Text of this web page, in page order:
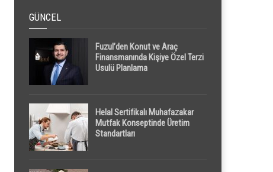
GÜNCEL
Fuzul’den Konut ve Araç
Finansmanında Kişiye Özel Terzi
Usulü Planlama
Helal Sertifikalı Muhafazakar
Mutfak Konseptinde Üretim
Standartları